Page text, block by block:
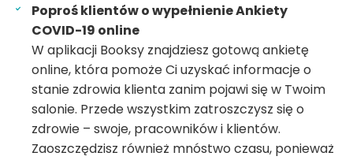
Poproś klientów o wypełnienie Ankiety
COVID-19 online
W aplikacji Booksy znajdziesz gotową ankietę
online, która pomoże Ci uzyskać informacje o
stanie zdrowia klienta zanim pojawi się w Twoim
salonie. Przede wszystkim zatroszczysz się o
zdrowie – swoje, pracowników i klientów.
Zaoszczędzisz również mnóstwo czasu, ponieważ